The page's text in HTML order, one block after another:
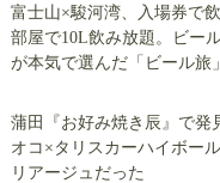
富士山×駿河湾、入場券で飲
部屋で10L飲み放題。ビー
が本気で選んだ「ビール旅」
蒲田『お好み焼き辰』で発
オコ×タリスカーハイボー
リアージュだった